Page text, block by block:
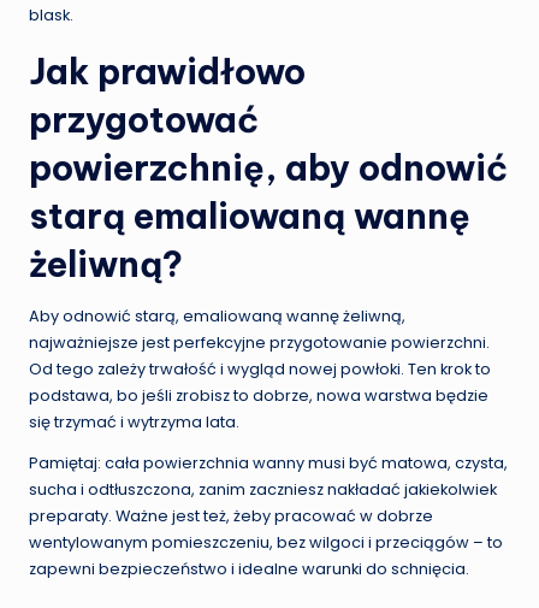
blask.
Jak prawidłowo
przygotować
powierzchnię, aby odnowić
starą emaliowaną wannę
żeliwną?
Aby odnowić starą, emaliowaną wannę żeliwną,
najważniejsze jest perfekcyjne przygotowanie powierzchni.
Od tego zależy trwałość i wygląd nowej powłoki. Ten krok to
podstawa, bo jeśli zrobisz to dobrze, nowa warstwa będzie
się trzymać i wytrzyma lata.
Pamiętaj: cała powierzchnia wanny musi być matowa, czysta,
sucha i odtłuszczona, zanim zaczniesz nakładać jakiekolwiek
preparaty. Ważne jest też, żeby pracować w dobrze
wentylowanym pomieszczeniu, bez wilgoci i przeciągów – to
zapewni bezpieczeństwo i idealne warunki do schnięcia.